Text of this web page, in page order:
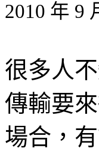
2010 年 9
很多人
傳輸要
場合，